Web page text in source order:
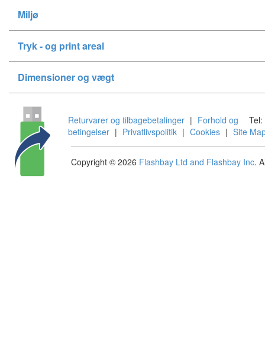
Miljø
Tryk - og print areal
Dimensioner og vægt
Tel:
Returvarer og tilbagebetalinger | Forhold og
betingelser | Privatlivspolitik | Cookies | Site
Copyright © 2026 Flashbay Ltd and Flashbay Inc.